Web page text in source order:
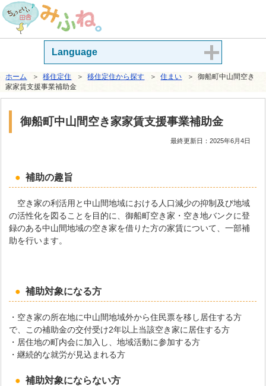
Language
ホーム ＞移住定住 ＞移住定住から探す ＞住まい ＞ 御船町中山間空き
家家賃支援事業補助金
御船町中山間空き家家賃支援事業補助金
最終更新日：2025年6月4日
補助の趣旨
空き家の利活用と中山間地域における人口減少の抑制及び地域
の活性化を図ることを目的に、御船町空き家・空き地バンクに登
録のある中山間地域の空き家を借りた方の家賃について、一部補
助を行います。
補助対象になる方
・空き家の所在地に中山間地域外から住民票を移し居住する方
で、この補助金の交付受け2年以上当該空き家に居住する方
・居住地の町内会に加入し、地域活動に参加する方
・継続的な就労が見込まれる方
補助対象にならない方